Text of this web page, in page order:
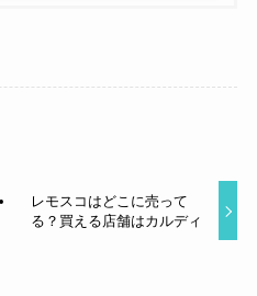
レモスコはどこに売って
る？買える店舗はカルディ